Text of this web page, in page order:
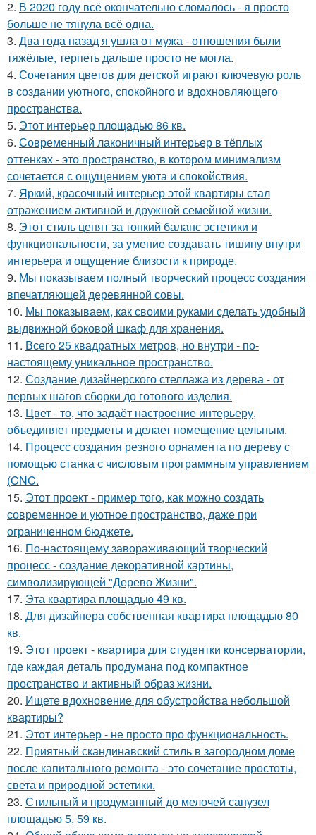
2. В 2020 году всё окончательно сломалось - я просто
больше не тянула всё одна.
3. Два года назад я ушла от мужа - отношения были
тяжёлые, терпеть дальше просто не могла.
4. Сочетания цветов для детской играют ключевую роль
в создании уютного, спокойного и вдохновляющего
пространства.
5. Этот интерьер площадью 86 кв.
6. Современный лаконичный интерьер в тёплых
оттенках - это пространство, в котором минимализм
сочетается с ощущением уюта и спокойствия.
7. Яркий, красочный интерьер этой квартиры стал
отражением активной и дружной семейной жизни.
8. Этот стиль ценят за тонкий баланс эстетики и
функциональности, за умение создавать тишину внутри
интерьера и ощущение близости к природе.
9. Мы показываем полный творческий процесс создания
впечатляющей деревянной совы.
10. Мы показываем, как своими руками сделать удобный
выдвижной боковой шкаф для хранения.
11. Всего 25 квадратных метров, но внутри - по-
настоящему уникальное пространство.
12. Создание дизайнерского стеллажа из дерева - от
первых шагов сборки до готового изделия.
13. Цвет - то, что задаёт настроение интерьеру,
объединяет предметы и делает помещение цельным.
14. Процесс создания резного орнамента по дереву с
помощью станка с числовым программным управлением
(CNC.
15. Этот проект - пример того, как можно создать
современное и уютное пространство, даже при
ограниченном бюджете.
16. По-настоящему завораживающий творческий
процесс - создание декоративной картины,
символизирующей "Дерево Жизни".
17. Эта квартира площадью 49 кв.
18. Для дизайнера собственная квартира площадью 80
кв.
19. Этот проект - квартира для студентки консерватории,
где каждая деталь продумана под компактное
пространство и активный образ жизни.
20. Ищете вдохновение для обустройства небольшой
квартиры?
21. Этот интерьер - не просто про функциональность.
22. Приятный скандинавский стиль в загородном доме
после капитального ремонта - это сочетание простоты,
света и природной эстетики.
23. Стильный и продуманный до мелочей санузел
площадью 5, 59 кв.